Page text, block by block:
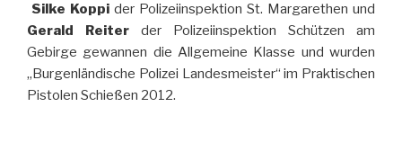
Silke Koppi der Polizeiinspektion St. Margarethen und
Gerald Reiter der Polizeiinspektion Schützen am
Gebirge gewannen die Allgemeine Klasse und wurden
„Burgenländische Polizei Landesmeister“ im Praktischen
Pistolen Schießen 2012.